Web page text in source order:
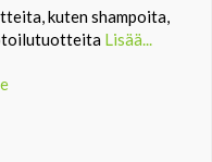
kuten shampoita,
Lisää...